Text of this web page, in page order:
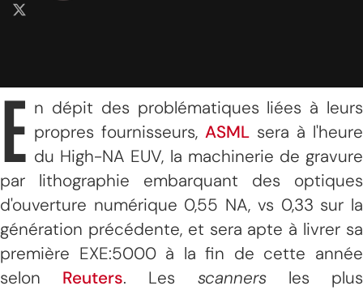
E n dépit des problématiques liées à leurs
propres fournisseurs, ASML sera à l'heure
du High-NA EUV, la machinerie de gravure
par lithographie embarquant des optiques
d'ouverture numérique 0,55 NA, vs 0,33 sur la
génération précédente, et sera apte à livrer sa
première EXE:5000 à la fin de cette année
selon Reuters. Les scannersles plus